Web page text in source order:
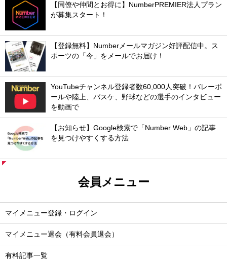
【同僚や仲間とお得に】NumberPREMIER法人プラン
が募集スタート！
【登録無料】Numberメールマガジン好評配信中。ス
ポーツの「今」をメールでお届け！
YouTubeチャンネル登録者数60,000人突破！バレーボ
ールや陸上、バスケ、野球などの選手のインタビュー
を動画で
【お知らせ】Google検索で「Number Web」の記事
を見つけやすくする方法
会員メニュー
マイメニュー登録・ログイン
マイメニュー退会（有料会員退会）
有料記事一覧